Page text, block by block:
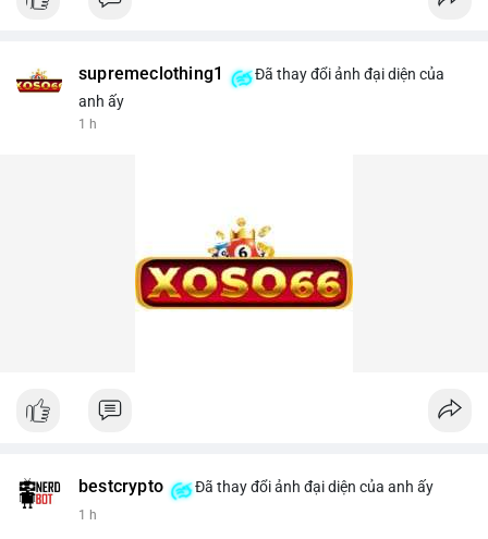
supremeclothing1
Đã thay đổi ảnh đại diện của
anh ấy
1 h
bestcrypto Đã thay đổi ảnh đại diện của anh ấy
1 h